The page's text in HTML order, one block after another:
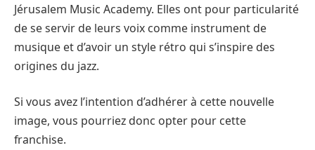
Jérusalem Music Academy. Elles ont pour particularité
de se servir de leurs voix comme instrument de
musique et d’avoir un style rétro qui s’inspire des
origines du jazz.
Si vous avez l’intention d’adhérer à cette nouvelle
image, vous pourriez donc opter pour cette
franchise.